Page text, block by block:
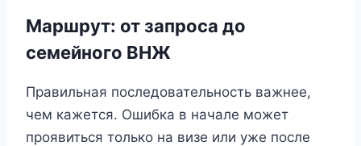
Маршрут: от запроса до
семейного ВНЖ
Правильная последовательность важнее,
чем кажется. Ошибка в начале может
проявиться только на визе или уже после